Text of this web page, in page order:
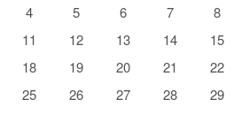
4 5 6 7 8
11 12 13 14 15
18 19 20 21 22
25 26 27 28 29